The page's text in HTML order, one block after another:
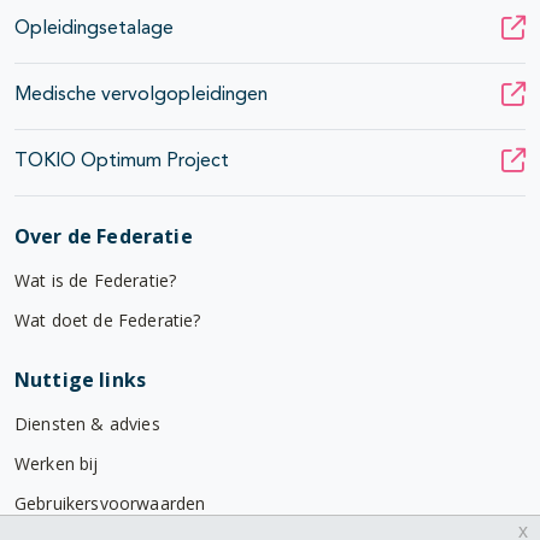
Opleidingsetalage
Medische vervolgopleidingen
TOKIO Optimum Project
Over de Federatie
Wat is de Federatie?
Wat doet de Federatie?
Nuttige links
Diensten & advies
Werken bij
Gebruikersvoorwaarden
x